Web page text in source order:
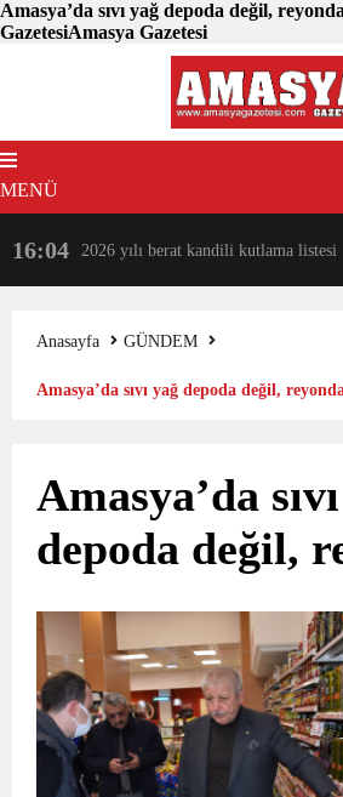
Amasya’da sıvı yağ depoda değil,
GazetesiAmasya Gazetesi
MENÜ
16:04 2026 yılı berat kandili kutlama listesi
Anasayfa
GÜNDEM
Amasya’da sıvı yağ depoda değil,
Amasya’da
depoda değil,